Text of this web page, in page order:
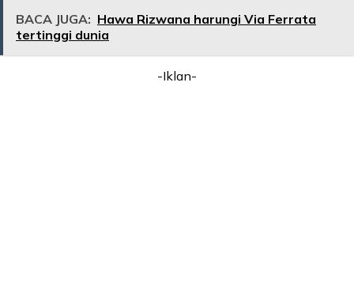
BACA JUGA: Hawa Rizwana harungi Via Ferrata
tertinggi dunia
-Iklan-